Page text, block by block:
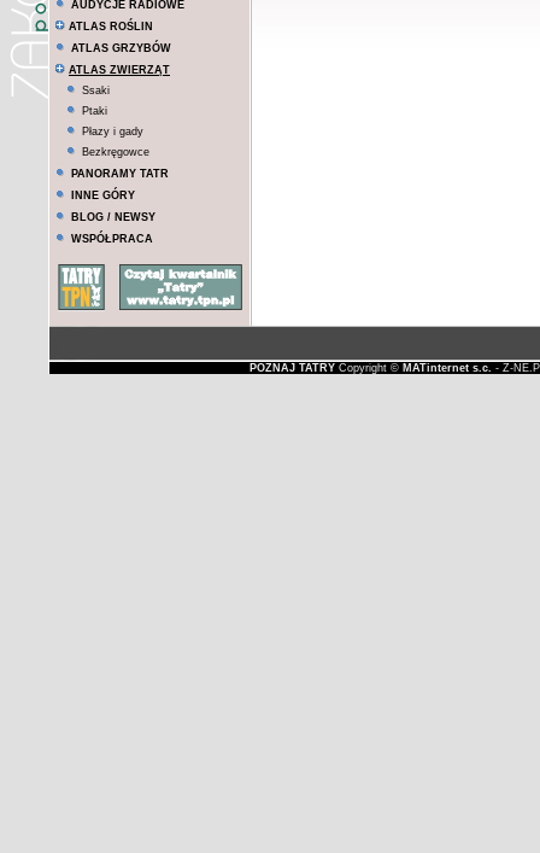
AUDYCJE RADIOWE
ATLAS ROŚLIN
ATLAS GRZYBÓW
ATLAS ZWIERZĄT
Ssaki
Ptaki
Płazy i gady
Bezkręgowce
PANORAMY TATR
INNE GÓRY
BLOG / NEWSY
WSPÓŁPRACA
POZNAJ TATRYCopyright © MATinternet s.c. - Z-